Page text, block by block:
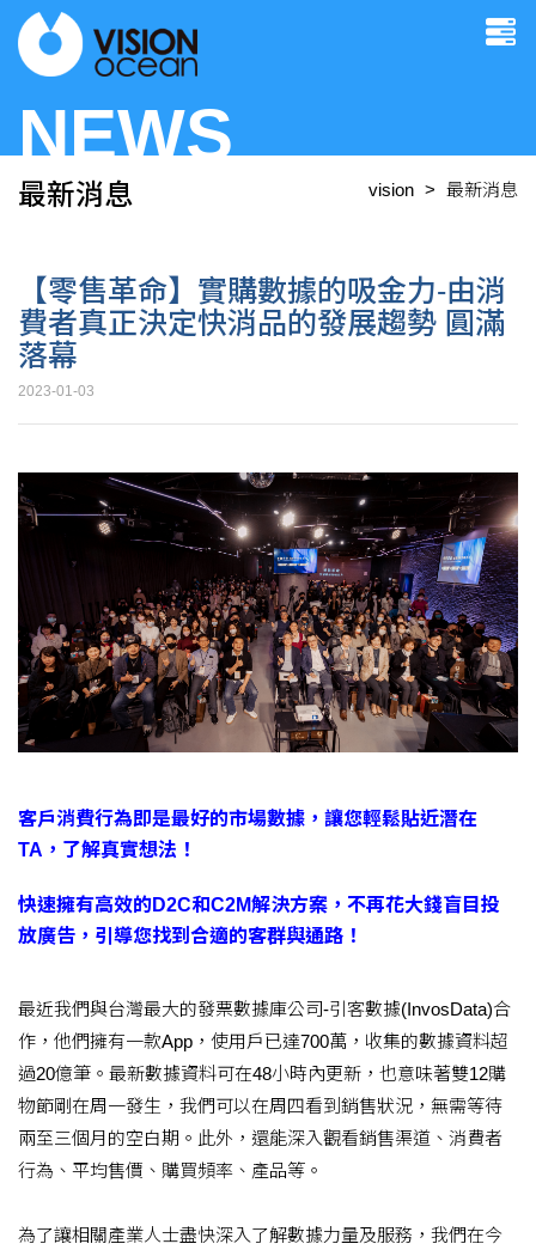
NEWS
最新消息 vision 最新消息
【零售革命】實購數據的吸金力-由消
費者真正決定快消品的發展趨勢 圓滿
落幕
2023-01-03
客戶消費行為即是最好的市場數據，讓您輕鬆貼近潛在
TA，了解真實想法！
快速擁有高效的D2C和C2M解決方案，不再花大錢盲目投
放廣告，引導您找到合適的客群與通路！
最近我們與台灣最大的發票數據庫公司-引客數據(InvosData)合
作，他們擁有一款App，使用戶已達700萬，收集的數據資料超
過20億筆。最新數據資料可在48小時內更新，也意味著雙12購
物節剛在周一發生，我們可以在周四看到銷售狀況，無需等待
兩至三個月的空白期。此外，還能深入觀看銷售渠道、消費者
行為、平均售價、購買頻率、產品等。
為了讓相關產業人士盡快深入了解數據力量及服務，我們在今